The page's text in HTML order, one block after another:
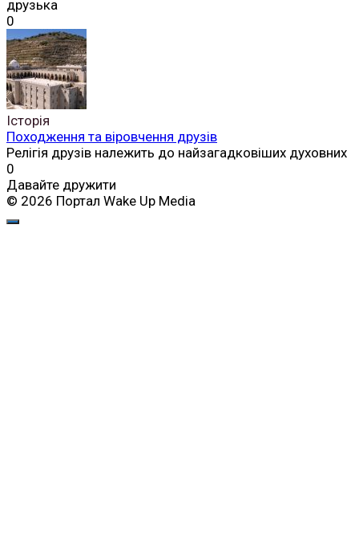
друзька
0
Історія
Походження та віровчення друзів
Релігія друзів належить до найзагадковіших духовних
0
Давайте дружити
© 2026 Портал Wake Up Media